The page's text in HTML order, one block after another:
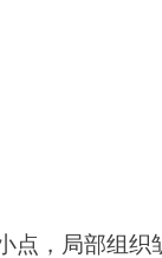
点，局部组织